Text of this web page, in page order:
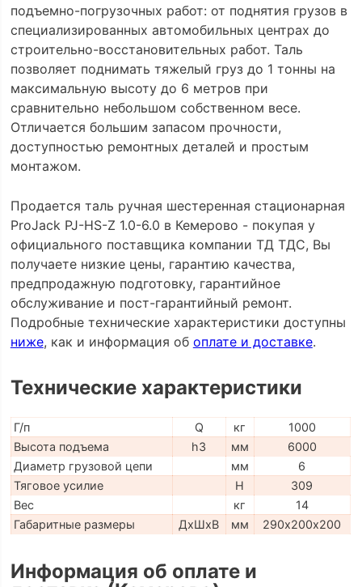
подъемно-погрузочных работ: от поднятия грузов в
специализированных автомобильных центрах до
строительно-восстановительных работ. Таль
позволяет поднимать тяжелый груз до 1 тонны на
максимальную высоту до 6 метров при
сравнительно небольшом собственном весе.
Отличается большим запасом прочности,
доступностью ремонтных деталей и простым
монтажом.
Продается таль ручная шестеренная стационарная
ProJack PJ-HS-Z 1.0-6.0 в Кемерово - покупая у
официального поставщика компании ТД ТДС, Вы
получаете низкие цены, гарантию качества,
предпродажную подготовку, гарантийное
обслуживание и пост-гарантийный ремонт.
Подробные технические характеристики доступны
ниже, как и информация об оплате и доставке.
Технические характеристики
Г/п Q кг
1000
Высота подъема
h3 мм
6000
Диаметр грузовой цепи
мм
6
Тяговое усилие
H
309
Вес
кг
14
Габаритные размеры
ДхШхВ мм 290х200х200
Информация об оплате и